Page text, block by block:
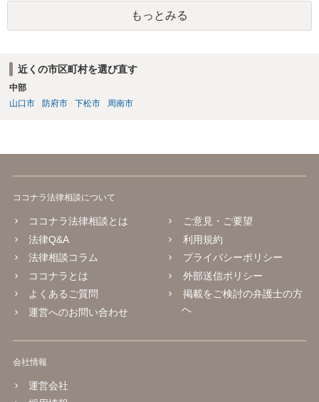
もっとみる
近くの市区町村を選び直す
中部
山口市
防府市 下松市 周南市
ココナラ法律相談について
ココナラ法律相談とは
法律Q&A
法律相談コラム
ココナラとは
よくあるご質問
運営へのお問い合わせ
ご意見・ご要望
利用規約
プライバシーポリシー
外部送信ポリシー
掲載をご検討の弁護士の方
へ
会社情報
運営会社